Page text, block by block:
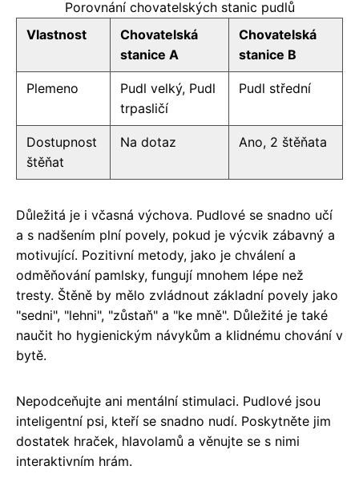
Porovnání chovatelských stanic pudlů
Vlastnost
Chovatelská
stanice A
Chovatelská
stanice B
Plemeno
Pudl velký, Pudl
trpasličí
Pudl střední
Dostupnost
štěňat
Na dotaz Ano, 2 štěňata
Důležitá je i včasná výchova. Pudlové se snadno učí
a s nadšením plní povely, pokud je výcvik zábavný a
motivující. Pozitivní metody, jako je chválení a
odměňování pamlsky, fungují mnohem lépe než
tresty. Štěně by mělo zvládnout základní povely jako
"sedni", "lehni", "zůstaň" a "ke mně". Důležité je také
naučit ho hygienickým návykům a klidnému chování v
bytě.
Nepodceňujte ani mentální stimulaci. Pudlové jsou
inteligentní psi, kteří se snadno nudí. Poskytněte jim
dostatek hraček, hlavolamů a věnujte se s nimi
interaktivním hrám.